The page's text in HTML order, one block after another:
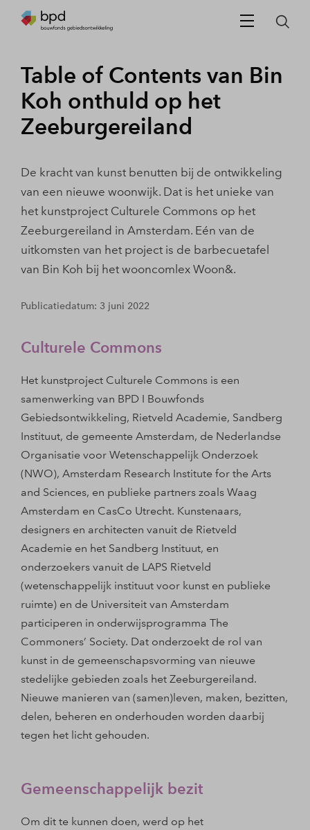
Table of Contents van Bin
Koh onthuld op het
Zeeburgereiland
De kracht van kunst benutten bij de ontwikkeling
van een nieuwe woonwijk. Dat is het unieke van
het kunstproject Culturele Commons op het
Zeeburgereiland in Amsterdam. Eén van de
uitkomsten van het project is de barbecuetafel
van Bin Koh bij het wooncomlex Woon&.
Publicatiedatum: 3 juni 2022
Culturele Commons
Het kunstproject Culturele Commons is een
samenwerking van BPD I Bouwfonds
Gebiedsontwikkeling, Rietveld Academie, Sandberg
Instituut, de gemeente Amsterdam, de Nederlandse
Organisatie voor Wetenschappelijk Onderzoek
(NWO), Amsterdam Research Institute for the Arts
and Sciences, en publieke partners zoals Waag
Amsterdam en CasCo Utrecht. Kunstenaars,
designers en architecten vanuit de Rietveld
Academie en het Sandberg Instituut, en
onderzoekers vanuit de LAPS Rietveld
(wetenschappelijk instituut voor kunst en publieke
ruimte) en de Universiteit van Amsterdam
participeren in onderwijsprogramma The
Commoners’ Society. Dat onderzoekt de rol van
kunst in de gemeenschapsvorming van nieuwe
stedelijke gebieden zoals het Zeeburgereiland.
Nieuwe manieren van (samen)leven, maken, bezitten,
delen, beheren en onderhouden worden daarbij
tegen het licht gehouden.
Gemeenschappelijk bezit
Om dit te kunnen doen, werd op het